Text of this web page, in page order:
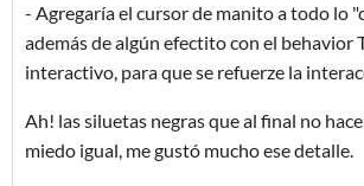
- Agregaría el cursor de manito a todo lo
además de algún efectito con el behavior
interactivo, para que se refuerze la
Ah! las siluetas negras que al final no
miedo igual, me gustó mucho ese detalle.